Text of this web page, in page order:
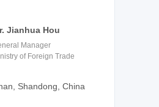
Jianhua Hou
Manager
of Foreign Trade
Shandong, China